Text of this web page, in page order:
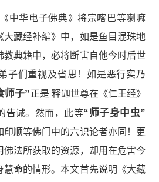
中华电子佛典》将宗喀巴等喇嘛
藏经补编》中，如是鱼目混珠地
典籍中，必将断害自他今时后世
子们重视及省思！如是恶行实乃
师子”正是 释迦世尊在《仁王经》
告诫。然而，此等“师子身中虫”
顺等佛门中的六识论者亦同！更
佛法所获取的资源，却用在危害今
慧命的情形。本文首先说明《大藏